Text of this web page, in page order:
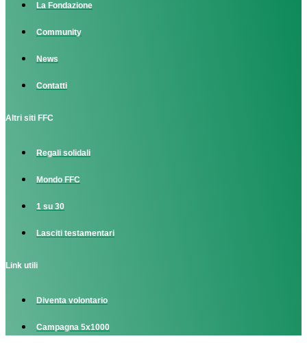
La Fondazione
Community
News
Contatti
Altri siti FFC
Regali solidali
Mondo FFC
1 su 30
Lasciti testamentari
Link utili
Diventa volontario
Campagna 5x1000